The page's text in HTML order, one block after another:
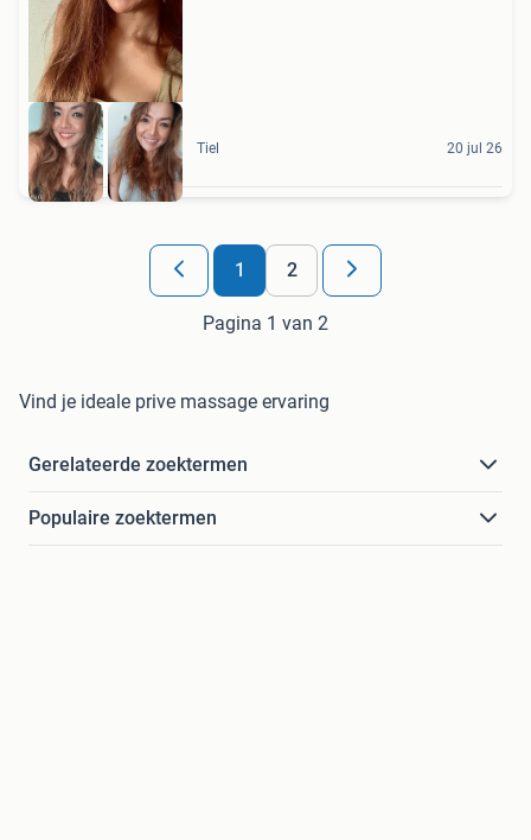
Tiel 20 jul 26
1 2
Pagina 1 van 2
Vind je ideale prive massage ervaring
Gerelateerde zoektermen
Populaire zoektermen